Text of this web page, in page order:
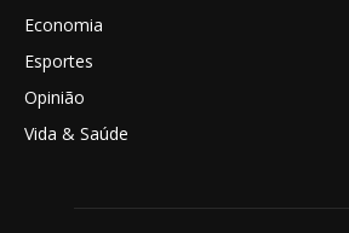
Economia
Esportes
Opinião
Vida & Saúde